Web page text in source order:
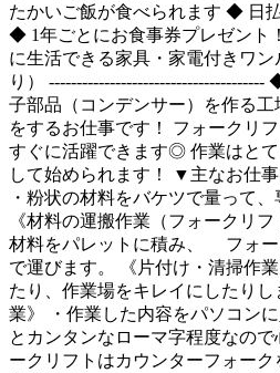
たかいご飯が食べられます ◆ 日
◆ 1年ごとにお食事券プレゼン
に生活できる家具・家電付きワ
り）
子部品（コンデンサー）を作る
をするお仕事です！ フォークリ
すぐに活躍できます◎ 作業はと
して始められます！ ▼主なお仕事
・粉状の材料をバケツで量って
《材料の運搬作業（フォークリ
材料をパレットに積み、 フォー
で運びます。 《片付け・清掃作
たり、作業場をキレイにしたり
業》 ・作業した内容をパソコン
とカンタンなローマ字程度なの
ークリフトはカウンターフォー